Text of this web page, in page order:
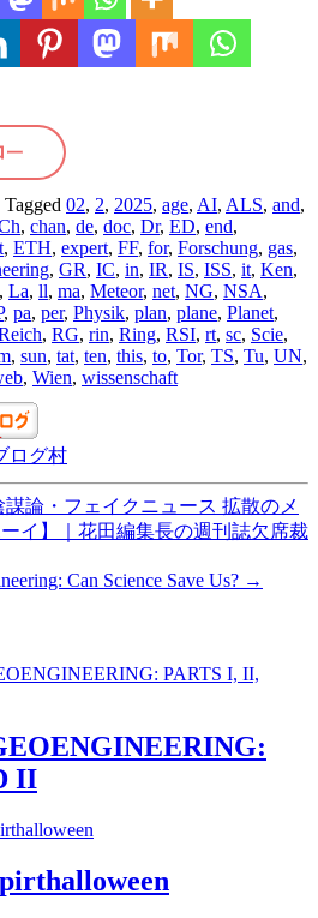
Tagged 02, 2, 2025, age, AI, ALS, and,
, chan, de, doc, Dr, ED, end,
, ETH, expert, FF, for, Forschung, gas,
, GR, IC, in, IR, IS, ISS, it, Ken,
, La, ll, ma, Meteor, net, NG, NSA,
, pa, per, Physik, plan, plane, Planet,
, RG, rin, Ring, RSI, rt, sc, Scie,
, sun, tat, ten, this, to, Tor, TS, Tu, UN,
, Wien, wissenschaft
ログ村
論・フェイクニュース 拡散のメ
イ】｜花田編集長の週刊誌欠席裁
Can Science Save Us? →
II